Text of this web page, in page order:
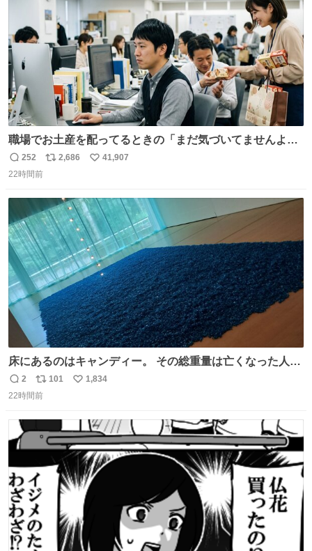
職場でお土産を配ってるときの「まだ気づいてませんよ」
的な演技が毎回シンドい。
返
信
252
リ
ト
数
2,686
い
数
41,907
22時間前
床にあるのはキャンディー。 その総重量は亡くなった人と
同等の重さだそうです。 鑑賞者は一つ持ち帰れますが、亡
くなった人の一部を持ち帰っているような感覚になりまし
術館
返
信
2
リ
ポ
ト
101
い
数
1,834
22時間前